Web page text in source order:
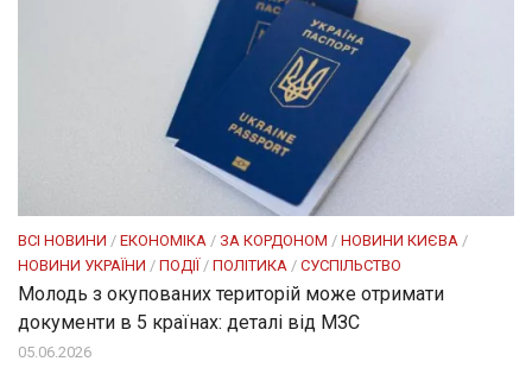
ВСІ НОВИНИ / ЕКОНОМІКА / ЗА КОРДОНОМ / НОВИНИ КИЄВА /
НОВИНИ УКРАЇНИ / ПОДІЇ / ПОЛІТИКА / СУСПІЛЬСТВО
Молодь з окупованих територій може отримати
документи в 5 країнах: деталі від МЗС
05.06.2026